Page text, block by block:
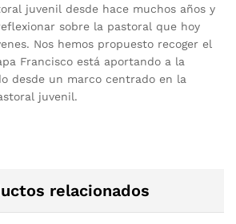
juvenil desde hace muchos años y
sobre la pastoral que hoy
Nos hemos propuesto recoger el
Francisco está aportando a la
desde un marco centrado en la
juvenil.
relacionados